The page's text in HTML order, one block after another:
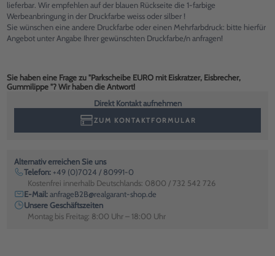
lieferbar. Wir empfehlen auf der blauen Rückseite die 1-farbige
Werbeanbringung in der Druckfarbe weiss oder silber !
Sie wünschen eine andere Druckfarbe oder einen Mehrfarbdruck: bitte hierfür
Angebot unter Angabe Ihrer gewünschten Druckfarbe/n anfragen!
Sie haben eine Frage zu "Parkscheibe EURO mit Eiskratzer, Eisbrecher,
Gummilippe "? Wir haben die Antwort!
Direkt Kontakt aufnehmen
ZUM KONTAKTFORMULAR
Alternativ erreichen Sie uns
Telefon: +49 (0)7024 / 80991-0
Kostenfrei innerhalb Deutschlands: 0800 / 732 542 726
E-Mail:anfrageB2B@realgarant-shop.de
Unsere Geschäftszeiten
Montag bis Freitag: 8:00 Uhr – 18:00 Uhr